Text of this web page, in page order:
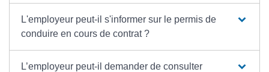
L'employeur peut-il s'informer sur le permis de
conduire en cours de contrat ?
L’employeur peut-il demander de consulter